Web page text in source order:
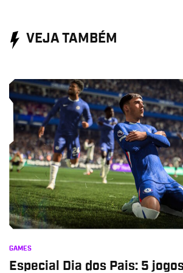
VEJA TAMBÉM
GAMES
Especial Dia dos Pais: 5